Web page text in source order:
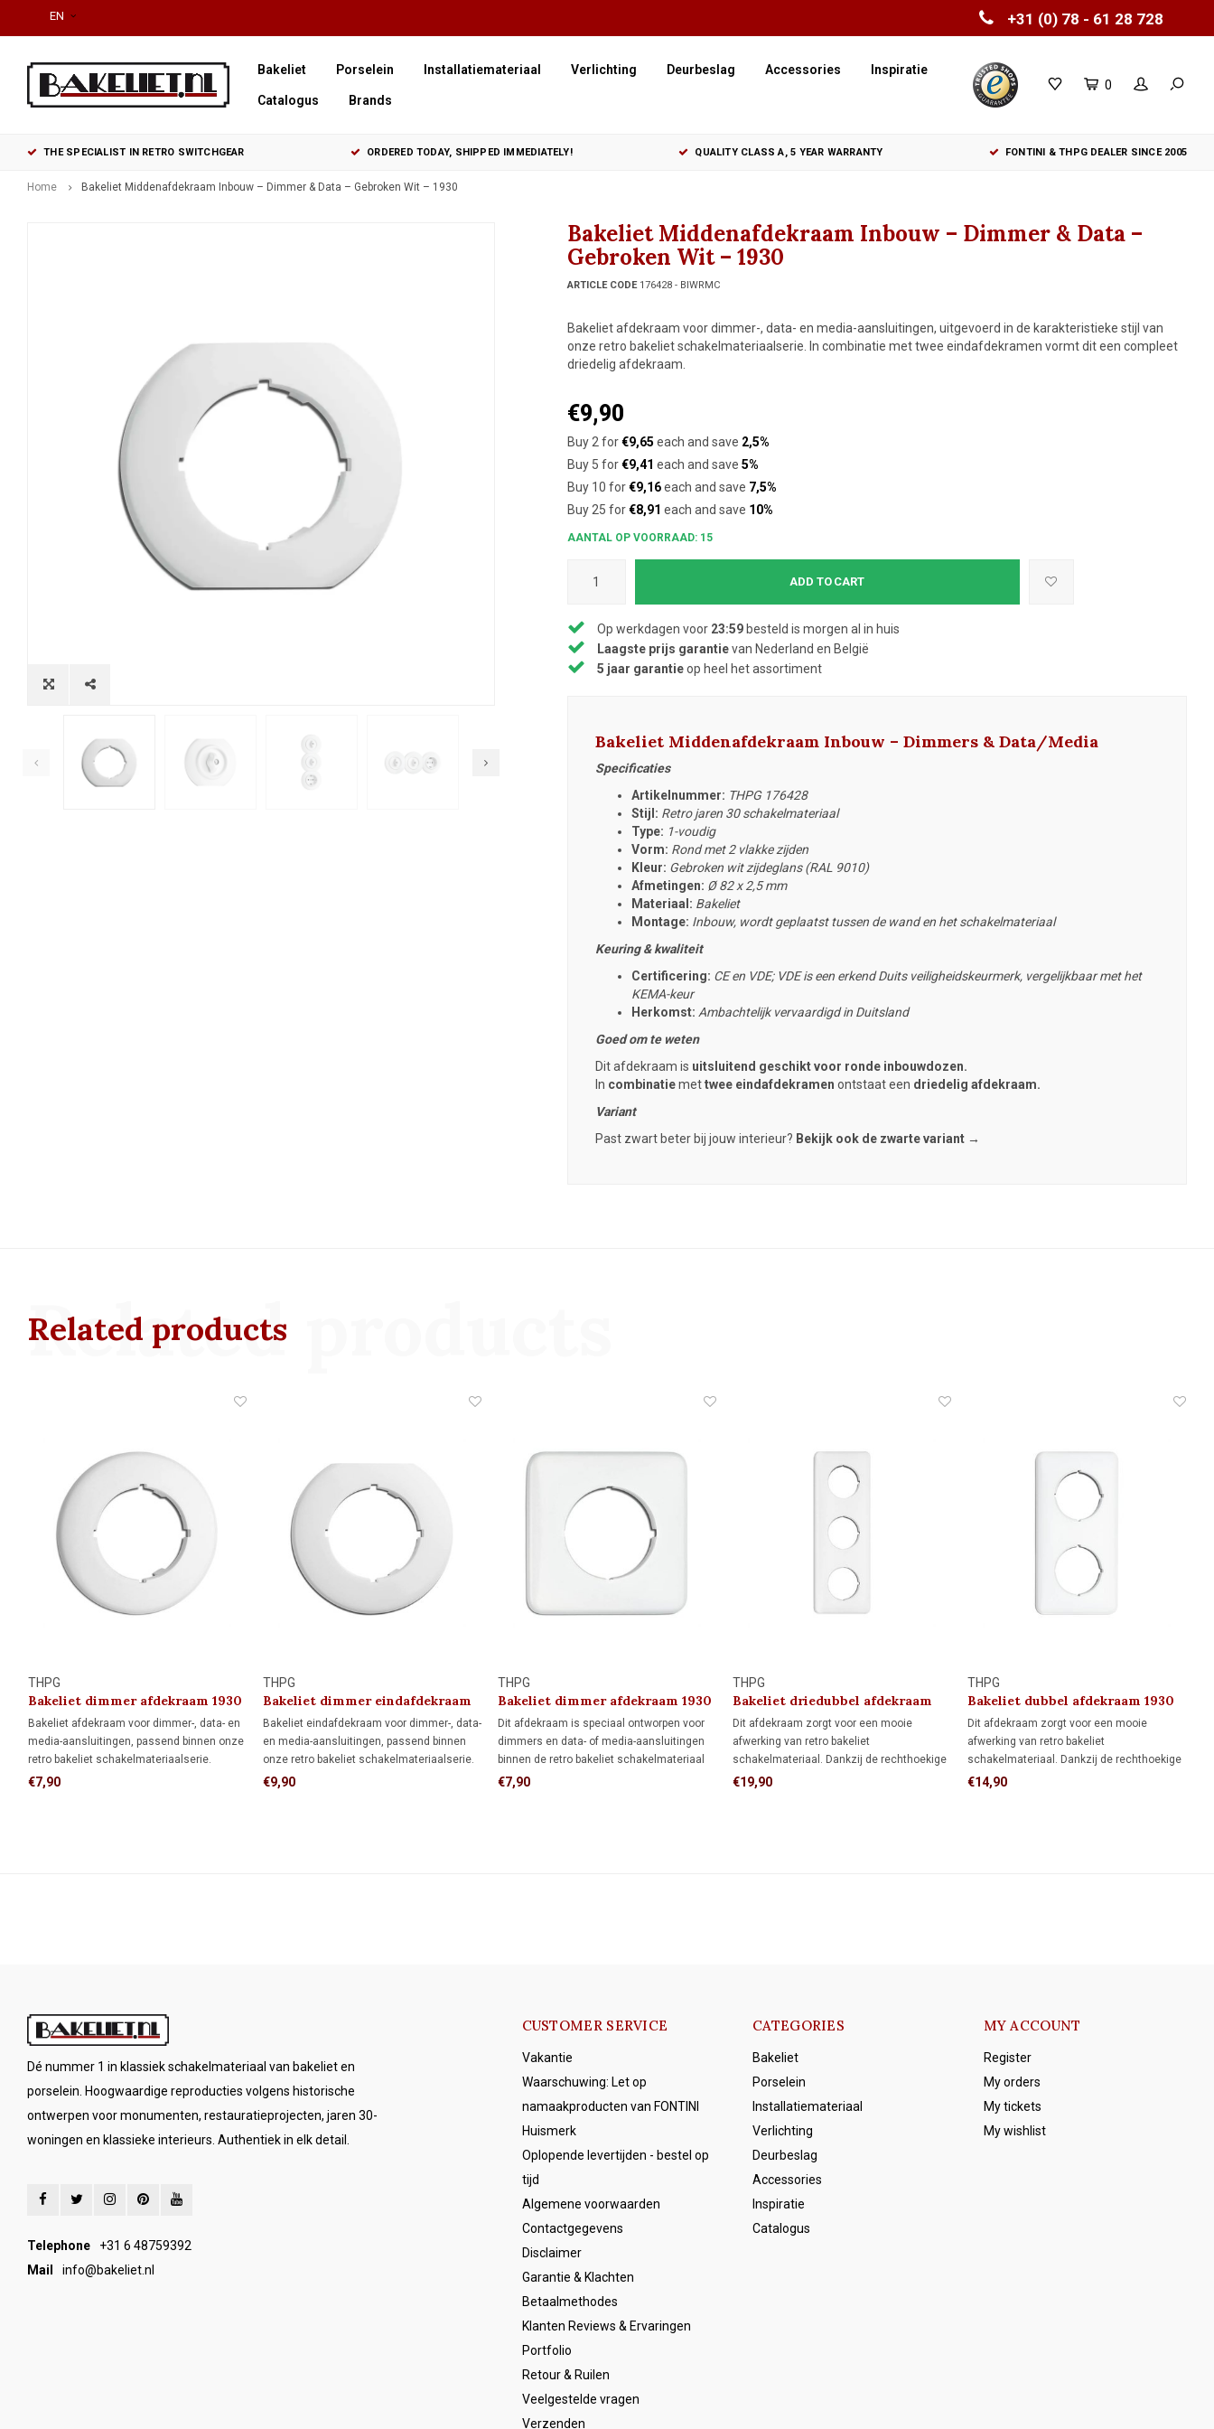
+31 (0) 78 - 61 28 728
EN
Bakeliet Porselein Installatiemateriaal Verlichting Deurbeslag Accessories Inspiratie
Catalogus Brands
0
THE SPECIALIST IN RETRO SWITCHGEAR ORDERED TODAY, SHIPPED IMMEDIATELY! QUALITY CLASS A, 5 YEAR WARRANTY FONTINI & THPG DEALER SINCE 2005
Home Bakeliet Middenafdekraam Inbouw – Dimmer & Data – Gebroken Wit – 1930
Bakeliet Middenafdekraam Inbouw – Dimmer & Data –
Gebroken Wit – 1930
ARTICLE CODE176428 - BIWRMC
Bakeliet afdekraam voor dimmer-, data- en media-aansluitingen, uitgevoerd in de karakteristieke stijl van
onze retro bakeliet schakelmateriaalserie. In combinatie met twee eindafdekramen vormt dit een compleet
driedelig afdekraam.
€9,90
Buy 2 for€9,65 each and save 2,5%
Buy 5 for€9,41 each and save 5%
Buy 10 for€9,16each and save 7,5%
Buy 25 for€8,91 each and save 10%
AANTAL OP VOORRAAD: 15
ADD TO CART
Op werkdagen voor 23:59besteld is morgen al in huis
Laagste prijs garantievan Nederland en België
5 jaar garantieop heel het assortiment
Bakeliet Middenafdekraam Inbouw – Dimmers & Data/Media
Specificaties
Artikelnummer: THPG 176428
Stijl: Retro jaren 30 schakelmateriaal
Type: 1-voudig
Vorm: Rond met 2 vlakke zijden
Kleur: Gebroken wit zijdeglans (RAL 9010)
Afmetingen: Ø 82 x 2,5 mm
Materiaal: Bakeliet
Montage: Inbouw, wordt geplaatst tussen de wand en het schakelmateriaal
Keuring & kwaliteit
Certificering: CE en VDE; VDE is een erkend Duits veiligheidskeurmerk, vergelijkbaar met het
KEMA-keur
Herkomst: Ambachtelijk vervaardigd in Duitsland
Goed om te weten
Dit afdekraam is uitsluitend geschikt voor ronde inbouwdozen.
In combinatiemettwee eindafdekramen ontstaat een driedelig afdekraam.
Variant
Past zwart beter bij jouw interieur? Bekijk ook de zwarte variant →
Related products
Related products
THPG
Bakeliet dimmer afdekraam 1930
Bakeliet afdekraam voor dimmer-, data- en
media-aansluitingen, passend binnen onze
retro bakeliet schakelmateriaalserie.
Uitgevoerd in gebroken wit voor een
€7,90
THPG
Bakeliet dimmer eindafdekraam
1930
Bakeliet eindafdekraam voor dimmer-, data-
en media-aansluitingen, passend binnen
onze retro bakeliet schakelmateriaalserie.
Twee eindafdekramen vormen samen een
€9,90
THPG
Bakeliet dimmer afdekraam 1930
Dit afdekraam is speciaal ontworpen voor
dimmers en data- of media-aansluitingen
binnen de retro bakeliet schakelmateriaal
serie. De vierkante vorm biedt meer
€7,90
THPG
Bakeliet driedubbel afdekraam
1930
Dit afdekraam zorgt voor een mooie
afwerking van retro bakeliet
schakelmateriaal. Dankzij de rechthoekige
vorm biedt het meer dekking rondom de
€19,90
THPG
Bakeliet dubbel afdekraam 1930
Dit afdekraam zorgt voor een mooie
afwerking van retro bakeliet
schakelmateriaal. Dankzij de rechthoekige
vorm biedt het meer dekking rondom de
€14,90
Dé nummer 1 in klassiek schakelmateriaal van bakeliet en
porselein. Hoogwaardige reproducties volgens historische
ontwerpen voor monumenten, restauratieprojecten, jaren 30-
woningen en klassieke interieurs. Authentiek in elk detail.
Telephone
+31 6 48759392
Mail
info@bakeliet.nl
CUSTOMER SERVICE
Vakantie
Waarschuwing: Let op
namaakproducten van FONTINI
Huismerk
Oplopende levertijden - bestel op
tijd
Algemene voorwaarden
Contactgegevens
Disclaimer
Garantie & Klachten
Betaalmethodes
Klanten Reviews & Ervaringen
Portfolio
Retour & Ruilen
Veelgestelde vragen
Verzenden
CATEGORIES
Bakeliet
Porselein
Installatiemateriaal
Verlichting
Deurbeslag
Accessories
Inspiratie
Catalogus
MY ACCOUNT
Register
My orders
My tickets
My wishlist